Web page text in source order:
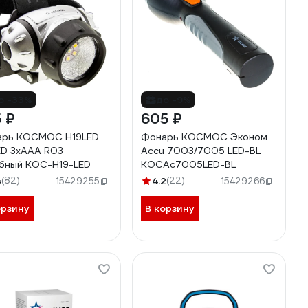
₽
КОСМОС H19LED
3хAAA R03
KOC-H19-LED
(82) 15429255
605 ₽
Фонарь КОСМОС Эконом
Accu 7003/7005 LED-BL
KOCAc7005LED-BL
4.2(22) 15429266
В корзину